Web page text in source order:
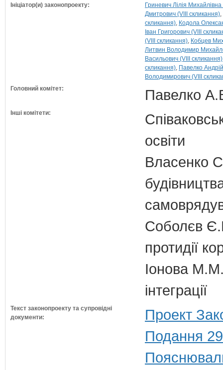
Ініціатор(и) законопроекту:
Гриневич Лілія
Дмитрович (VIII скликання)
скликання) Кодола
Іван Григорович (VIII
(VIII скликання) Кобцев
Литвин Володимир
Васильович (VIII скликання)
скликання) Павелко
Володимирович (VIII
Головний комітет:
Павелко
Інші комітети:
освіти
Власенко
Соболєв
протидії
Іонова М.М.
інтеграції
Текст законопроекту та супровідні
документи:
Проект
Подання